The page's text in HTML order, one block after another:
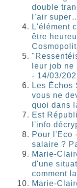
double
l’air
L'élément
être
leur job
- 14/03/
Les Échos
vous ne
quoi dans
Est
l'info
Pour l'Eco
salaire ?
Marie-
d'une
comment
Marie-